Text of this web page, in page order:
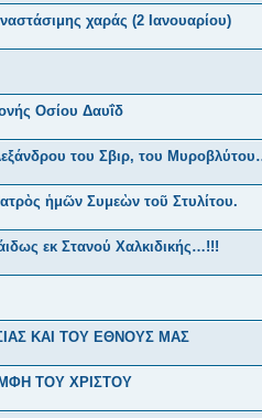
χαράς (2 Ιανουαρίου)
Οσίου Δαυΐδ
του Σβιρ, του
ἡμῶν Συμεὼν τοῦ Στυλίτου.
εκ Στανού Χαλκιδικής…!!!
ΚΑΙ ΤΟΥ ΕΘΝΟΥΣ ΜΑΣ
ΤΟΥ ΧΡΙΣΤΟΥ